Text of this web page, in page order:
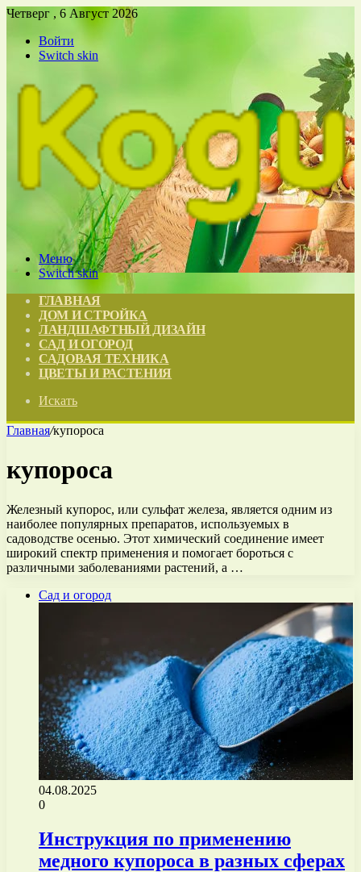
Четверг , 6 Август 2026
Войти
Switch skin
Меню
Switch skin
ГЛАВНАЯ
ДОМ И СТРОЙКА
ЛАНДШАФТНЫЙ ДИЗАЙН
САД И ОГОРОД
САДОВАЯ ТЕХНИКА
ЦВЕТЫ И РАСТЕНИЯ
Искать
Главная/купороса
купороса
Железный купорос, или сульфат железа, является одним из
наиболее популярных препаратов, используемых в
садоводстве осенью. Этот химический соединение имеет
широкий спектр применения и помогает бороться с
различными заболеваниями растений, а …
Сад и огород
04.08.2025
0
Инструкция по применению
медного купороса в разных сферах